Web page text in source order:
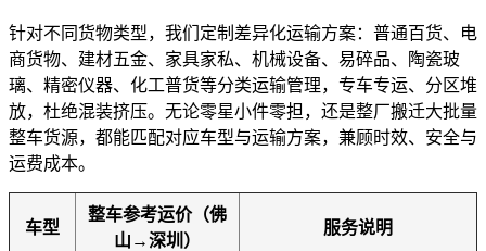
针对不同货物类型，我们定制差异化运输方案：普通百货、电
商货物、建材五金、家具家私、机械设备、易碎品、陶瓷玻
璃、精密仪器、化工普货等分类运输管理，专车专运、分区堆
放，杜绝混装挤压。无论零星小件零担，还是整厂搬迁大批量
整车货源，都能匹配对应车型与运输方案，兼顾时效、安全与
运费成本。
车型
整车参考运价（佛
山→深圳）
服务说明